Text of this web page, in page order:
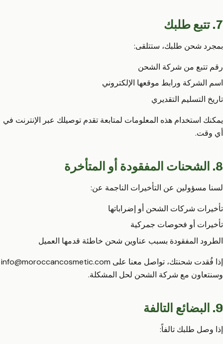
7. تتبع طلبك
بمجرد شحن طلبك، ستتلقى:
رقم تتبع من شركة الشحن
اسم الشركة ورابط موقعها الإلكتروني
تاريخ التسليم التقديري
يمكنك استخدام هذه المعلومات لمتابعة تقدم توصيلك عبر الإنترنت في
أي وقت.
8. الشحنات المفقودة أو المتأخرة
لسنا مسؤولين عن التأخيرات الناجمة عن:
تأخيرات شركات الشحن أو إضراباتها
تأخيرات أو فحوصات جمركية
الطرود المفقودة بسبب عناوين شحن خاطئة قدمها العميل
إذا فُقدت شحنتك، تواصل معنا على info@moroccancosmetic.com
وسنتعاون مع شركة الشحن لحل المشكلة.
9. البضائع التالفة
إذا وصل طلبك تالفاً: